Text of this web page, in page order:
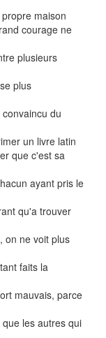
maison
courage ne
plusieurs
plus
du
un livre latin
que c'est sa
ayant pris le
qu'a trouver
on ne voit plus
faits la
mauvais, parce
les autres qui